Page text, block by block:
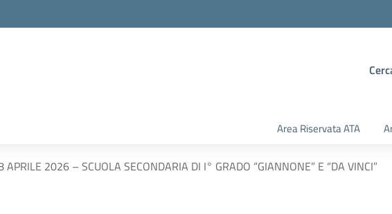
Area Riservata ATA
2026 – SCUOLA SECONDARIA DI I° GRADO “GIANNONE” E “DA VINCI”